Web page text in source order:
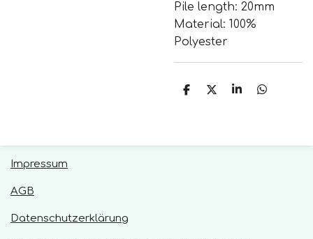
Pile length: 20mm
Material: 100%
Polyester
T
n
T
n
T
n
T
n
Impressum
AGB
Datenschutzerklärung